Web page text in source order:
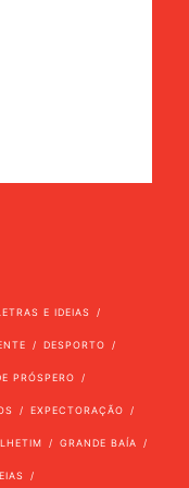
E IDEIAS
DESPORTO
PRÓSPERO
EXPECTORAÇÃO
GRANDE BAÍA